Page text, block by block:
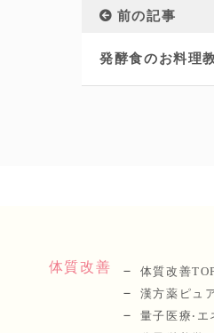
前の記事
発酵食のお料理
体質改善
体質改善
漢⽅薬ピュ
量⼦医療‧エ